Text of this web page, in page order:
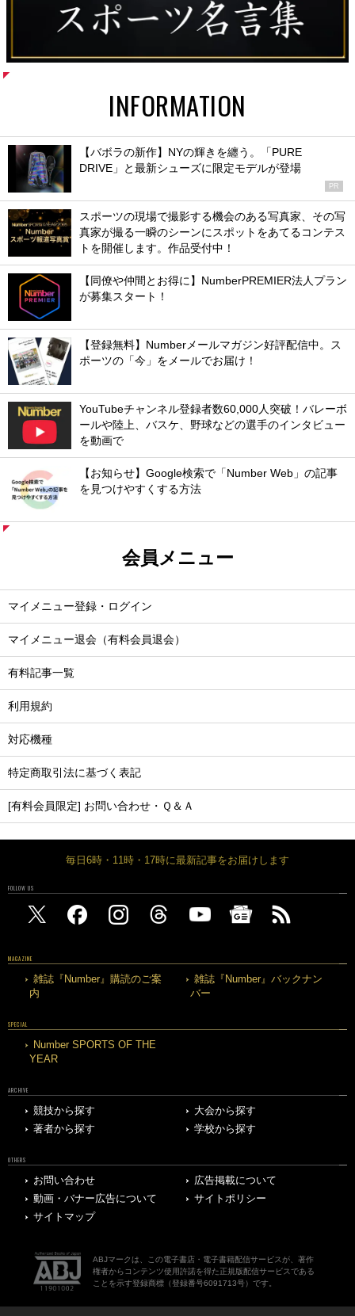
INFORMATION
【バボラの新作】NYの輝きを纏う。「PURE
DRIVE」と最新シューズに限定モデルが登場
PR
スポーツの現場で撮影する機会のある写真家、その写
真家が撮る一瞬のシーンにスポットをあてるコンテス
トを開催します。作品受付中！
【同僚や仲間とお得に】NumberPREMIER法人プラン
が募集スタート！
【登録無料】Numberメールマガジン好評配信中。ス
ポーツの「今」をメールでお届け！
YouTubeチャンネル登録者数60,000人突破！バレーボ
ールや陸上、バスケ、野球などの選手のインタビュー
を動画で
【お知らせ】Google検索で「Number Web」の記事
を見つけやすくする方法
会員メニュー
マイメニュー登録・ログイン
マイメニュー退会（有料会員退会）
有料記事一覧
利用規約
対応機種
特定商取引法に基づく表記
[有料会員限定] お問い合わせ・Ｑ＆Ａ
毎日6時・11時・17時に最新記事をお届けします
FOLLOW US
MAGAZINE
雑誌『Number』購読のご案
内
雑誌『Number』バックナン
バー
SPECIAL
Number SPORTS OF THE
YEAR
ARCHIVE
競技から探す
大会から探す
著者から探す
学校から探す
OTHERS
お問い合わせ
広告掲載について
動画・バナー広告について
サイトポリシー
サイトマップ
ABJマークは、この電子書店・電子書籍配信サービスが、著作
権者からコンテンツ使用許諾を得た正規版配信サービスである
ことを示す登録商標（登録番号6091713号）です。